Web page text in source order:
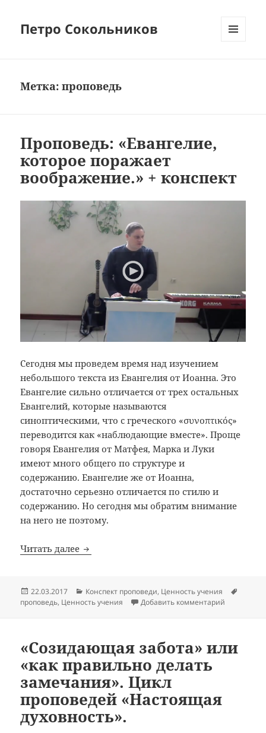
Петро Сокольников
Метка:проповедь
Проповедь: «Евангелие,
которое поражает
воображение.» + конспект
Сегодня мы проведем время над изучением
небольшого текста из Евангелия от Иоанна. Это
Евангелие сильно отличается от трех остальных
Евангелий, которые называются
синоптическими, что с греческого «συνοπτικός»
переводится как «наблюдающие вместе». Проще
говоря Евангелия от Матфея, Марка и Луки
имеют много общего по структуре и
содержанию. Евангелие же от Иоанна,
достаточно серьезно отличается по стилю и
содержанию. Но сегодня мы обратим внимание
на него не поэтому.
Читать далее Проповедь: «Евангелие, которое
Опубликовано
22.03.2017 Рубрики
Конспект проповеди, Ценность учения
проповедь, Ценность учения Добавить комментарий
«Созидающая забота» или
«как правильно делать
замечания». Цикл
проповедей «Настоящая
духовность».